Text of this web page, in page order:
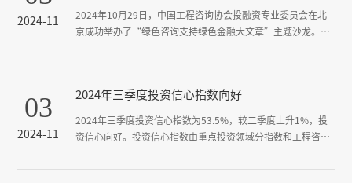
2024-11
2024年10月29日，中国工程咨询协会投融资专业委员会在北
京成功举办了“绿色咨询支持绿色金融大文章”主题沙龙。本
专委会秘书长阙金声主持。
03
2024-11
2024年三季度投资信心指数向好
2024年三季度投资信心指数为53.5%，较二季度上升1%，投
资信心向好。投资信心指数由重点投资领域分指数和工程咨询